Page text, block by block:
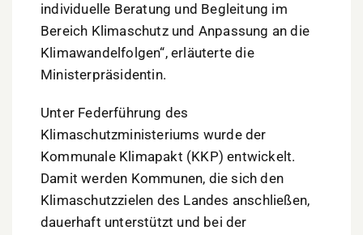
individuelle Beratung und Begleitung im
Bereich Klimaschutz und Anpassung an die
Klimawandelfolgen“, erläuterte die
Ministerpräsidentin.
Unter Federführung des
Klimaschutzministeriums wurde der
Kommunale Klimapakt (KKP) entwickelt.
Damit werden Kommunen, die sich den
Klimaschutzzielen des Landes anschließen,
dauerhaft unterstützt und bei der